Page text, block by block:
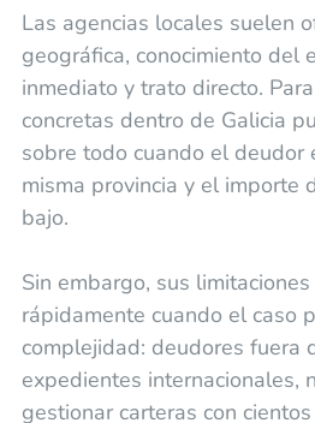
Las agencias locales suelen
geográfica, conocimiento del
inmediato y trato directo.
concretas dentro de Galicia
sobre todo cuando el deudor
misma provincia y el importe
bajo.
Sin embargo, sus
rápidamente cuando el caso
complejidad: deudores fuera
expedientes internacionales,
gestionar carteras con